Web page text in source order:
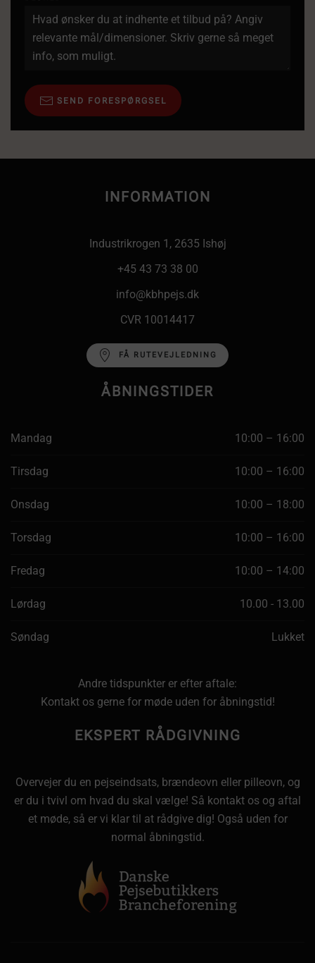
SEND FORESPØRGSEL
INFORMATION
Industrikrogen 1, 2635 Ishøj
+45 43 73 38 00
info@kbhpejs.dk
CVR 10014417
FÅ RUTEVEJLEDNING
ÅBNINGSTIDER
Mandag 10:00 – 16:00
Tirsdag 10:00 – 16:00
Onsdag 10:00 – 18:00
Torsdag 10:00 – 16:00
Fredag 10:00 – 14:00
Lørdag 10.00 - 13.00
Søndag Lukket
Andre tidspunkter er efter aftale:
Kontakt os gerne for møde uden for åbningstid!
EKSPERT RÅDGIVNING
Overvejer du en pejseindsats, brændeovn eller pilleovn, og
er du i tvivl om hvad du skal vælge! Så kontakt os og aftal
et møde, så er vi klar til at rådgive dig! Også uden for
normal åbningstid.